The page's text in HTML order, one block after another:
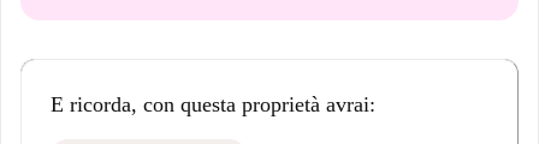
E ricorda, con questa proprietà avrai: